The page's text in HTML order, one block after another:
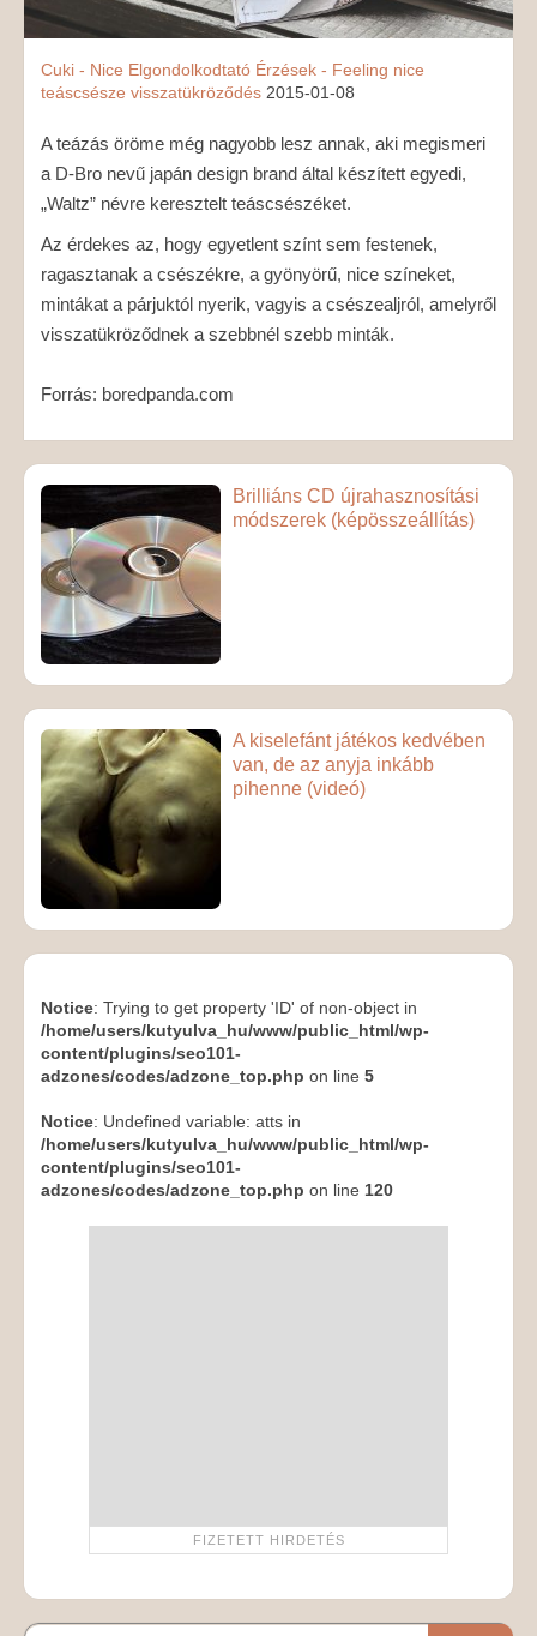
Cuki - Nice Elgondolkodtató Érzések - Feeling nice
teáscsésze visszatükröződés 2015-01-08
A teázás öröme még nagyobb lesz annak, aki megismeri
a D-Bro nevű japán design brand által készített egyedi,
„Waltz” névre keresztelt teáscsészéket.
Az érdekes az, hogy egyetlent színt sem festenek,
ragasztanak a csészékre, a gyönyörű, nice színeket,
mintákat a párjuktól nyerik, vagyis a csészealjról, amelyről
visszatükröződnek a szebbnél szebb minták.
Forrás: boredpanda.com
Brilliáns CD újrahasznosítási
módszerek (képösszeállítás)
A kiselefánt játékos kedvében
van, de az anyja inkább
pihenne (videó)
Notice: Trying to get property 'ID' of non-object in
/home/users/kutyulva_hu/www/public_html/wp-
content/plugins/seo101-
adzones/codes/adzone_top.php on line 5
Notice: Undefined variable: atts in
/home/users/kutyulva_hu/www/public_html/wp-
content/plugins/seo101-
adzones/codes/adzone_top.php on line 120